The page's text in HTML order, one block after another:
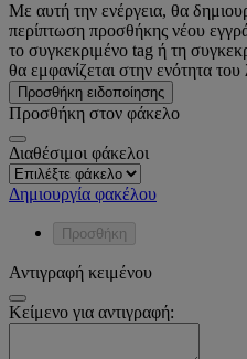
Με αυτή την ενέργεια, θα
περίπτωση προσθήκης νέου
το συγκεκριμένο tag ή τη
θα εμφανίζεται στην ενότητα
Προσθήκη ειδοποίησης
Προσθήκη στον φάκελο
Διαθέσιμοι φάκελοι
Δημιουργία φακέλου
Προσθήκη
Αντιγραφή κειμένου
Κείμενο για αντιγραφή: